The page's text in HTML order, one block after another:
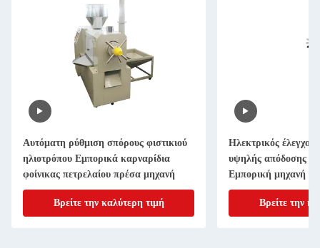
Αυτόματη ρύθμιση σπόρους φιστικιού
ηλιοτρόπου Εμπορικά καρναρίδια
φοίνικας πετρελαίου πρέσα μηχανή
Βρείτε την καλύτερη τιμή
Ηλεκτρικός έλεγχος
υψηλής απόδοσης
Εμπορική μηχανή
πετρελαϊκού πρέσου
Βρείτε την